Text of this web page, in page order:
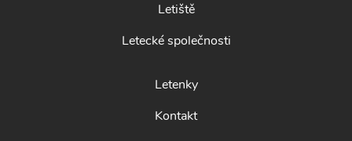
Letiště
Letecké společnosti
Letenky
Kontakt